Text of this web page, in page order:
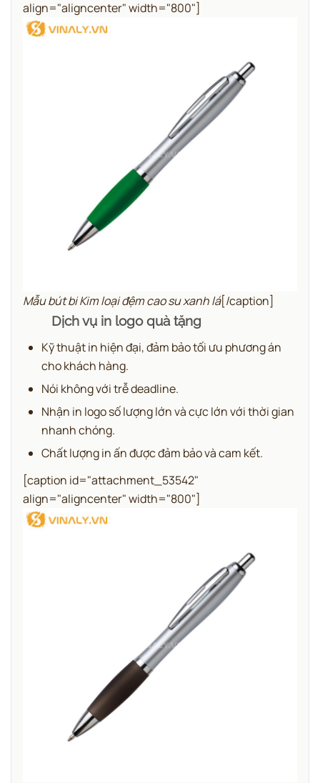
align="aligncenter" width="800"]
Mẫu bút bi Kim loại đệm cao su xanh lá[/caption]
Dịch vụ in logo quà tặng
Kỹ thuật in hiện đại, đảm bảo tối ưu phương án
cho khách hàng.
Nói không với trễ deadline.
Nhận in logo số lượng lớn và cực lớn với thời gian
nhanh chóng.
Chất lượng in ấn được đảm bảo và cam kết.
[caption id="attachment_53542"
align="aligncenter" width="800"]